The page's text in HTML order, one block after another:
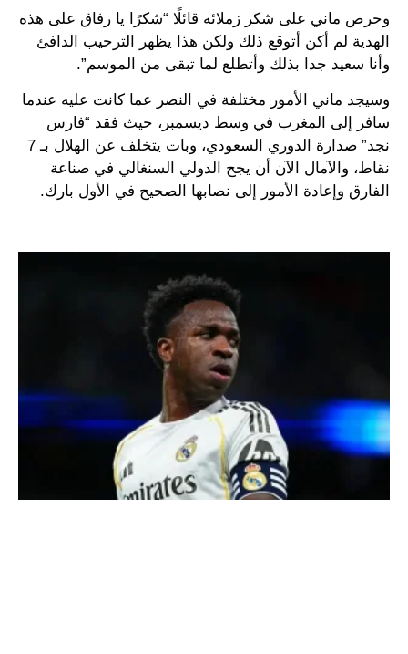
وحرص ماني على شكر زملائه قائلًا “شكرًا يا رفاق على هذه
الهدية لم أكن أتوقع ذلك ولكن هذا يظهر الترحيب الدافئ
وأنا سعيد جدا بذلك وأتطلع لما تبقى من الموسم”.
وسيجد ماني الأمور مختلفة في النصر عما كانت عليه عندما
سافر إلى المغرب في وسط ديسمبر، حيث فقد “فارس
نجد” صدارة الدوري السعودي، وبات يتخلف عن الهلال بـ 7
نقاط، والآمال الآن أن يجح الدولي السنغالي في صناعة
الفارق وإعادة الأمور إلى نصابها الصحيح في الأول بارك.